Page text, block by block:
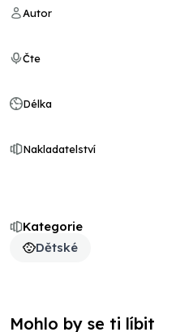
Kategorie
Dětské
Autor
Čte
Délka
Nakladatelství
Mohlo by se ti líbit